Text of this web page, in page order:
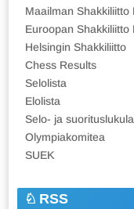
Maailman Shakkiliitto
Euroopan Shakkiliitto
Helsingin Shakkiliitto
Chess Results
Selolista
Elolista
Selo- ja
Olympiakomitea
SUEK
RSS